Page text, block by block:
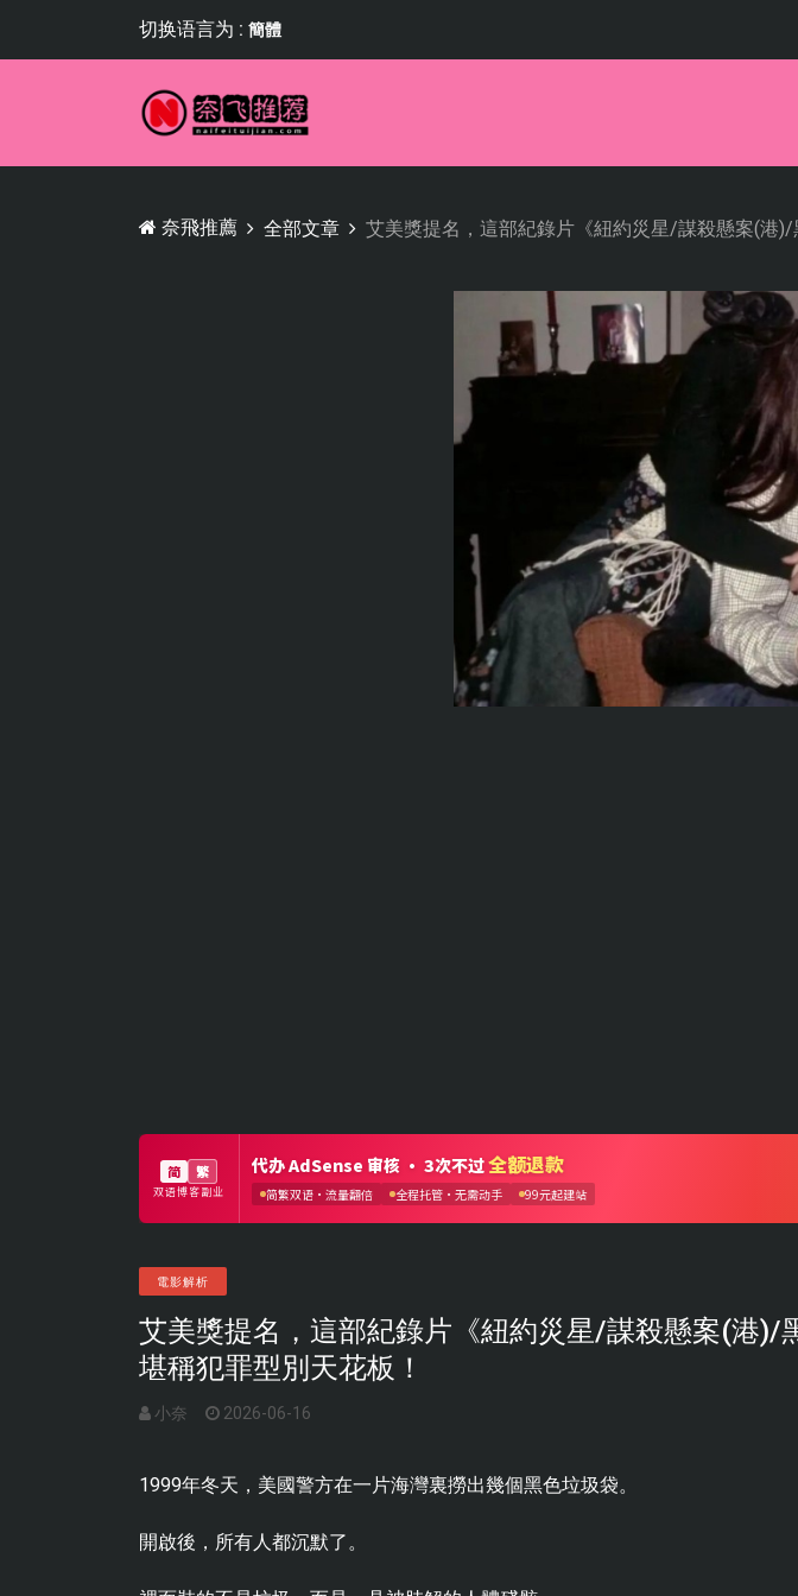
切换语言为 : 簡體
奈飛推薦 全部文章 艾美獎提名，這部紀錄片《紐約災星/謀殺懸案(港)/
電影解析
艾美獎提名，這部紀錄片《紐約災星/謀殺懸案(港)/
堪稱犯罪型別天花板！
小奈 2026-06-16
1999年冬天，美國警方在一片海灣裏撈出幾個黑色垃圾袋。
開啟後，所有人都沉默了。